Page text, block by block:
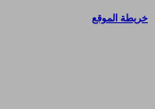
خريطة الموقع